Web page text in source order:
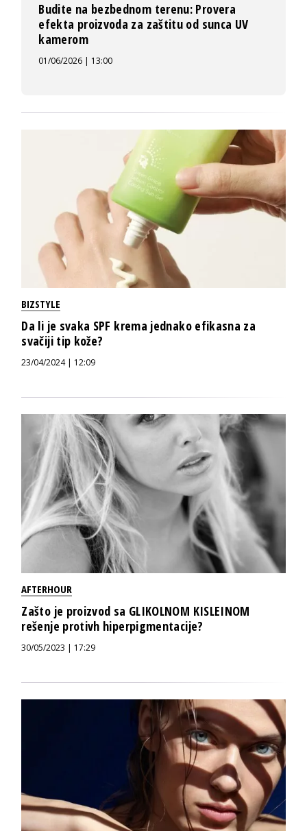
Budite na bezbednom terenu: Provera
efekta proizvoda za zaštitu od sunca UV
kamerom
01/06/2026 | 13:00
BIZSTYLE
Da li je svaka SPF krema jednako efikasna za
svačiji tip kože?
23/04/2024 | 12:09
AFTERHOUR
Zašto je proizvod sa GLIKOLNOM KISLEINOM
rešenje protivh hiperpigmentacije?
30/05/2023 | 17:29